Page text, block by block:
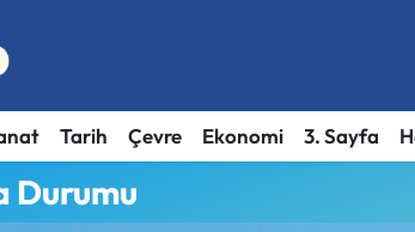
Tarih Çevre Ekonomi 3. Sayfa
Durumu